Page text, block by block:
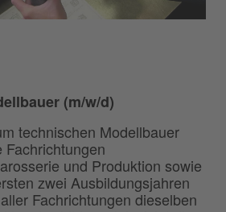
(m/w/d)
technischen Modellbauer
und Produktion sowie
zwei Ausbildungsjahren
Fachrichtungen dieselben